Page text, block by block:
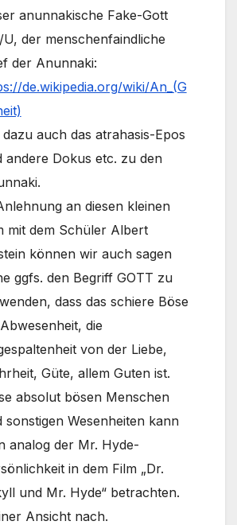
anunnakische Fake-Gott
der menschenfaindliche
der Anunnaki:
de.wikipedia.org/wiki/An_(G
dazu auch das atrahasis-Epos
andere Dokus etc. zu den
an diesen kleinen
mit dem Schüler Albert
können wir auch sagen
ggfs. den Begriff GOTT zu
dass das schiere Böse
die
von der Liebe,
Güte, allem Guten ist.
absolut bösen Menschen
sonstigen Wesenheiten kann
analog der Mr. Hyde-
in dem Film „Dr.
und Mr. Hyde“ betrachten.
Ansicht nach.